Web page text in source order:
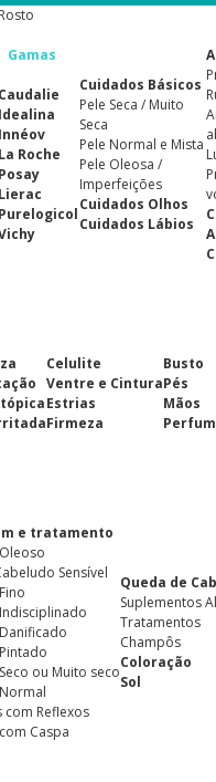
Rosto
Gamas
Caudalie
Idealina
Innéov
La Roche
Posay
Lierac
Purelogicol
Cuidados Básicos
Pele Seca / Muito
Seca
Pele Normal e Mista
Pele Oleosa /
Imperfeições
Cuidados Olhos
Cuidados Lábios
Celulite
Ventre e Cintura
Estrias
Firmeza
Busto
Pés
Mãos
e tratamento
Sensível
ou Muito seco
com Reflexos
Caspa
Queda de
Suplementos
Tratamentos
Champôs
Coloração
Sol